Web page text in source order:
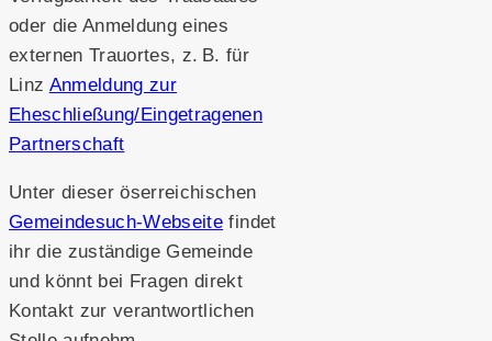
oder die Anmeldung eines
externen Trauortes, z. B. für
Linz Anmeldung zur
Eheschließung/Eingetragenen
Partnerschaft
Unter dieser öserreichischen
Gemeindesuch-Webseite findet
ihr die zuständige Gemeinde
und könnt bei Fragen direkt
Kontakt zur verantwortlichen